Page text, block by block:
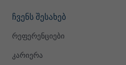
ჩვენს შესახებ
რეფერენციები
კარიერა